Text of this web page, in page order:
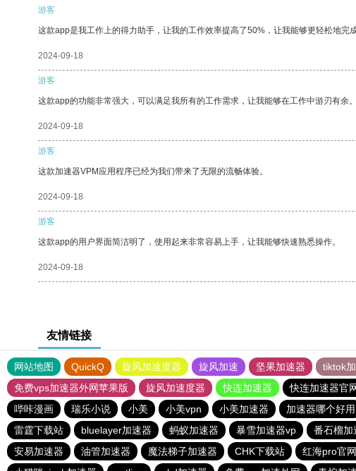
游客
这款app是我工作上的得力助手，让我的工作效率提高了50%，让我能够更轻松地完成
2024-09-18
游客
这款app的功能非常强大，可以满足我所有的工作需求，让我能够在工作中游刃有余。
2024-09-18
游客
这款加速器VPM应用程序已经为我们带来了无限的流畅体验。
2024-09-18
游客
这款app的用户界面简洁明了，使用起来非常容易上手，让我能够快速熟悉操作。
2024-09-18
友情链接
网站地图 QuickQ 旋风加速度器 旋风加速 坚果加速器 tiktok
免费vps加速器外网苹果版
旋风加速度器 快连加速器 快连加速器官
哔咔漫画
瑞乐小说 小美 小美vpn 小美加速器 加速器哪个好用
雷霆下载站
bluelayer加速器 蚂蚁加速器 暴雪加速器vp 番石榴加
安易加速器
油管加速器 魔法梯子加速器 CHK下载站 红海pro官网